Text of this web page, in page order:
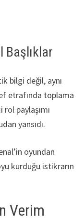
Başlıklar
bilgi değil, aynı
etrafında toplama
paylaşımı
yansıdı.
oyundan
kurduğu istikrarın
Verim